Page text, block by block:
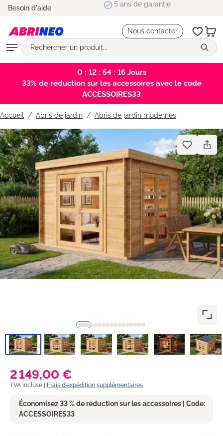
principal
Besoin d'aide 5 ans de garantie
Nous contacter
0 : 12 : 54 : 15Jours
33% de réduction sur les accessoires avec le code
ACCESSOIRES33
Accueil Abris de jardin / Abris de jardin modernes
Bildergalerie überspringen
2 149,00 €
TVA incluse | Frais d'expédition supplémentaires
Économisez 33 % de réduction sur les accessoires | Code:
ACCESSOIRES33